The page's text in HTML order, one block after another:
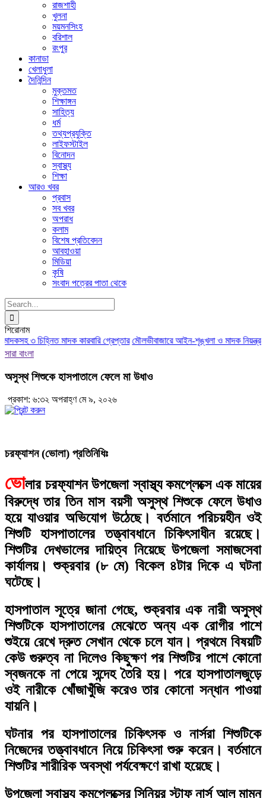
রাজশাহী
খুলনা
ময়মনসিংহ
বরিশাল
রংপুর
কানাডা
খেলাধুলা
দৈনিন্দিন
মুক্তমত
শিক্ষাঙ্গন
সাহিত্য
ধর্ম
তথ্যপ্রযুক্তি
লাইফস্টাইল
বিনোদন
স্বাস্থ্য
শিক্ষা
আরও খবর
প্রবাস
সব খবর
অপরাধ
কলাম
বিশেষ প্রতিবেদন
আবহাওয়া
মিডিয়া
কৃষি
সংবাদ পত্রের পাতা থেকে
Search
for:
শিরোনাম
৩ চিহ্নিত মাদক কারবারি গ্রেপ্তার মৌলভীবাজারে আইন-শৃঙ্খলা ও মাদক নিয়ন্ত্রণে
সারা বাংলা
অসুস্থ শিশুকে হাসপাতালে ফেলে মা উধাও
প্রকাশ: ৬:৩২ অপরাহ্ণ মে ৯, ২০২৬
চরফ্যাশন (ভোলা) প্রতিনিধিঃ
ভোলার চরফ্যাশন উপজেলা স্বাস্থ্য কমপ্লেক্সে এক মায়ের
বিরুদ্ধে তার তিন মাস বয়সী অসুস্থ শিশুকে ফেলে উধাও
হয়ে যাওয়ার অভিযোগ উঠেছে। বর্তমানে পরিচয়হীন ওই
শিশুটি হাসপাতালের তত্ত্বাবধানে চিকিৎসাধীন রয়েছে।
শিশুটির দেখভালের দায়িত্ব নিয়েছে উপজেলা সমাজসেবা
কার্যালয়। শুক্রবার (৮ মে) বিকেল ৪টার দিকে এ ঘটনা
ঘটেছে।
হাসপাতাল সূত্রে জানা গেছে, শুক্রবার এক নারী অসুস্থ
শিশুটিকে হাসপাতালের মেঝেতে অন্য এক রোগীর পাশে
শুইয়ে রেখে দ্রুত সেখান থেকে চলে যান। প্রথমে বিষয়টি
কেউ গুরুত্ব না দিলেও কিছুক্ষণ পর শিশুটির পাশে কোনো
স্বজনকে না পেয়ে সন্দেহ তৈরি হয়। পরে হাসপাতালজুড়ে
ওই নারীকে খোঁজাখুঁজি করেও তার কোনো সন্ধান পাওয়া
যায়নি।
ঘটনার পর হাসপাতালের চিকিৎসক ও নার্সরা শিশুটিকে
নিজেদের তত্ত্বাবধানে নিয়ে চিকিৎসা শুরু করেন। বর্তমানে
শিশুটির শারীরিক অবস্থা পর্যবেক্ষণে রাখা হয়েছে।
উপজেলা স্বাস্থ্য কমপ্লেক্সের সিনিয়র স্টাফ নার্স আল মামুন